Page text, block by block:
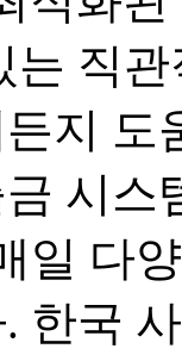
는 직
지 도
시스
일 다
한국